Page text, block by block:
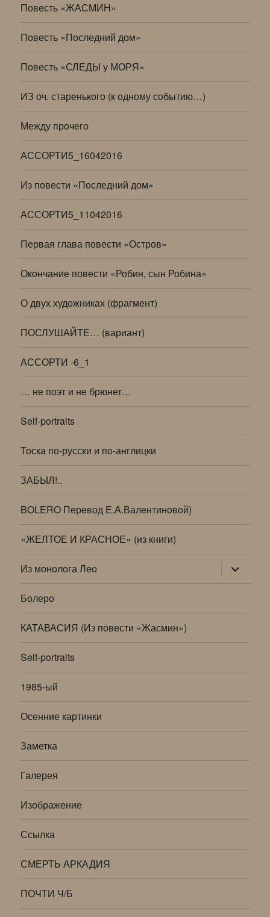
Повесть «ЖАСМИН»
Повесть «Последний дом»
Повесть «СЛЕДЫ у МОРЯ»
ИЗ оч. старенького (к одному событию…)
Между прочего
АССОРТИ5_16042016
Из повести «Последний дом»
АССОРТИ5_11042016
Первая глава повести «Остров»
Окончание повести «Робин, сын Робина»
О двух художниках (фрагмент)
ПОСЛУШАЙТЕ… (вариант)
АССОРТИ -6_1
… не поэт и не брюнет…
Self-portraits
Тоска по-русски и по-англицки
ЗАБЫЛ!..
BOLERO Перевод Е.А.Валентиновой)
«ЖЕЛТОЕ И КРАСНОЕ» (из книги)
Из монолога Лео раскрыть
дочернее
меню
Болеро
КАТАВАСИЯ (Из повести «Жасмин»)
Self-portraits
1985-ый
Осенние картинки
Заметка
Галерея
Изображение
Ссылка
СМЕРТЬ АРКАДИЯ
ПОЧТИ Ч/Б